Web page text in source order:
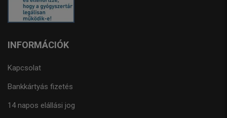
INFORMÁCIÓK
Kapcsolat
Bankkártyás fizetés
14 napos elállási jog